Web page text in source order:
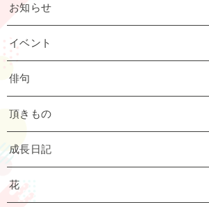
お知らせ
イベント
俳句
頂きもの
成長日記
花